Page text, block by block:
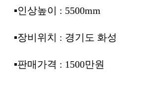
▪︎인상높이 : 5500mm
▪︎장비위치 : 경기도 화성
▪︎판매가격 : 1500만원